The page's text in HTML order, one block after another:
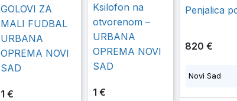
GOLOVI ZA
MALI FUDBAL
URBANA
OPREMA NOVI
SAD
1 €
Ksilofon na
otvorenom –
URBANA
OPREMA NOVI
SAD
1 €
Penjalica
820 €
Novi Sad